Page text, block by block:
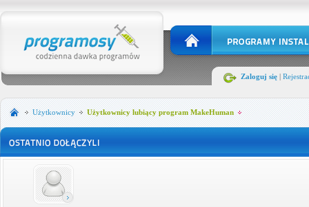
Zaloguj się |
Użytkownicy Użytkownicy lubiący program MakeHuman